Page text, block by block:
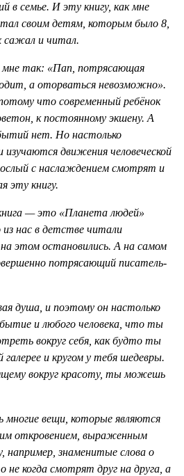
в семье. И эту книгу, как мне
своим детям, которым было 8,
сажал и читал.
мне так: «Пап, потрясающая
а оторваться невозможно».
что современный ребёнок
к постоянному экшену. А
нет. Но настолько
изучаются движения человеческой
с наслаждением смотрят и
эту книгу.
— это «Планета людей»
нас в детстве читали
этом остановились. А на самом
потрясающий писатель-
душа, и поэтому он настолько
и любого человека, что ты
вокруг себя, как будто ты
и кругом у тебя шедевры.
вокруг красоту, ты можешь
многие вещи, которые являются
откровением, выраженным
например, знаменитые слова о
когда смотрят друг на друга, а